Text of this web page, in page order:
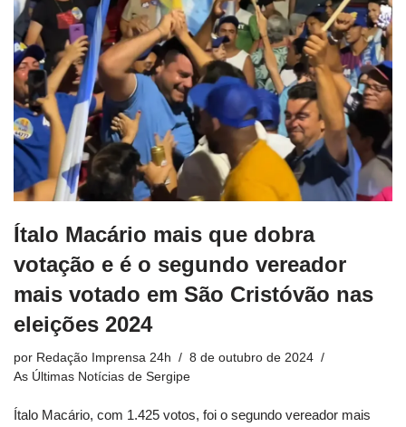
Ítalo Macário mais que dobra
votação e é o segundo vereador
mais votado em São Cristóvão nas
eleições 2024
por Redação Imprensa 24h
8 de outubro de 2024
As Últimas Notícias de Sergipe
Ítalo Macário, com 1.425 votos, foi o segundo vereador mais